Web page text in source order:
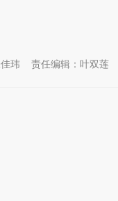
责任编辑：叶双莲
玮